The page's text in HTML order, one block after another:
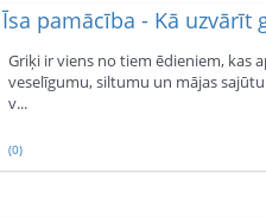
Īsa pamācība - Kā uzvārīt
Griķi ir viens no tiem ēdieniem, kas
veselīgumu, siltumu un mājas
v...
(0)